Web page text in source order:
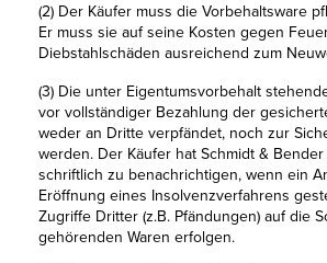
(2) Der Käufer muss die Vorbehaltsware
Er muss sie auf seine Kosten gegen
Diebstahlschäden ausreichend zum
(3) Die unter Eigentumsvorbehalt
vor vollständiger Bezahlung der
weder an Dritte verpfändet, noch zur
werden. Der Käufer hat Schmidt &
schriftlich zu benachrichtigen, wenn ein
Eröffnung eines Insolvenzverfahrens
Zugriffe Dritter (z.B. Pfändungen) auf die
gehörenden Waren erfolgen.